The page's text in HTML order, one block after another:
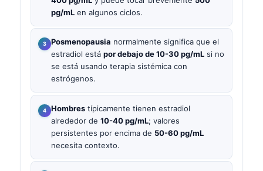
pg/mL en algunos ciclos.
Posmenopausia normalmente significa que el
estradiol está por debajo de 10-30 pg/mL si no
se está usando terapia sistémica con
estrógenos.
Hombres típicamente tienen estradiol
alrededor de 10-40 pg/mL; valores
persistentes por encima de 50-60 pg/mL
necesita contexto.